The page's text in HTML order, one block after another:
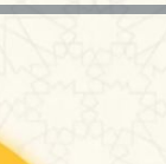
ينجح في استئصال ورم خبيث